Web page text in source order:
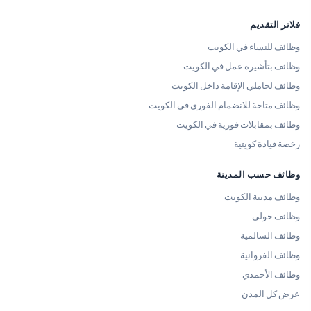
فلاتر التقديم
وظائف للنساء في الكويت
وظائف بتأشيرة عمل في الكويت
وظائف لحاملي الإقامة داخل الكويت
وظائف متاحة للانضمام الفوري في الكويت
وظائف بمقابلات فورية في الكويت
رخصة قيادة كويتية
وظائف حسب المدينة
وظائف مدينة الكويت
وظائف حولي
وظائف السالمية
وظائف الفروانية
وظائف الأحمدي
عرض كل المدن